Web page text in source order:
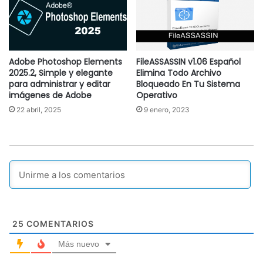
Adobe Photoshop Elements
2025.2, Simple y elegante
para administrar y editar
imágenes de Adobe
22 abril, 2025
FileASSASSIN v1.06 Español
Elimina Todo Archivo
Bloqueado En Tu Sistema
Operativo
9 enero, 2023
25 COMENTARIOS
Más nuevo